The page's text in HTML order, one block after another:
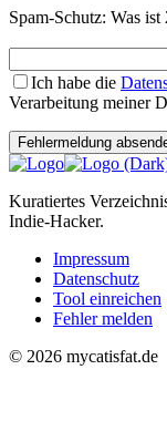
Spam-Schutz: Was ist
Ich habe die
Verarbeitung meiner
Fehlermeldung
Kuratiertes
Indie-Hacker.
Impressum
Datenschutz
Tool einreichen
Fehler melden
© 2026 mycatisfat.de